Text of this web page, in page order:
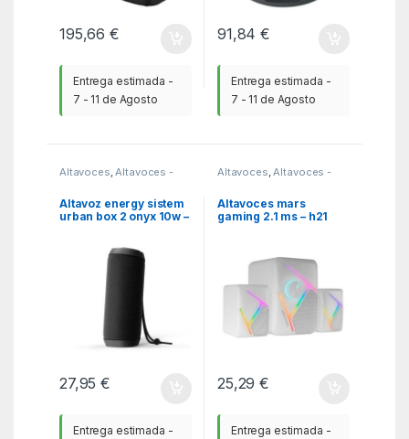
195,66€
Entrega estimada -
7 - 11 de Agosto
91,84€
Entrega estimada -
7 - 11 de Agosto
Altavoces Altavoces -
mp3 y auriculares
Altavoz energy sistem
urban box 2 onyx 10w –
27,95€
Entrega estimada -
Altavoces Altavoces -
mp3 y auriculares
Altavoces mars
gaming 2.1 ms – h21
25,29€
Entrega estimada -